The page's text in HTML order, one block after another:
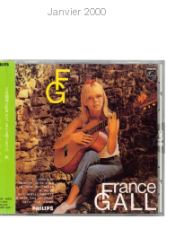
Janvier 2000